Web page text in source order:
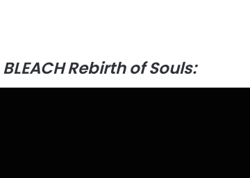
BLEACH Rebirth of Souls: